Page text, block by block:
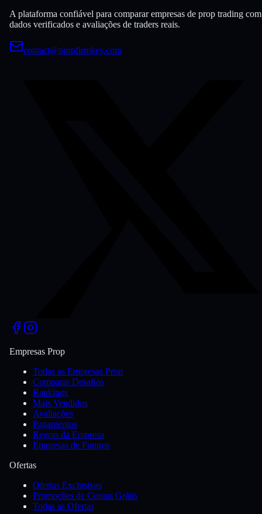
A plataforma confiável para comparar empresas de prop trading com
dados verificados e avaliações de traders reais.
contact@propfirmkey.com
Empresas Prop
Todas as Empresas Prop
Comparar Desafios
Rankings
Mais Vendidos
Avaliações
Pagamentos
Regras da Empresa
Empresas de Futuros
Ofertas
Ofertas Exclusivas
Promoções de Contas Grátis
Todas as Ofertas